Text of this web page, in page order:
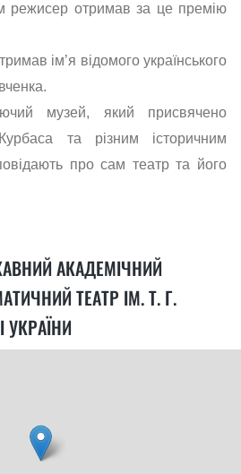
режисер отримав за це премію
ім’я відомого українського
музей, який присвячено
та різним історичним
про сам театр та його
АКАДЕМІЧНИЙ
ТЕАТР ІМ. Т. Г.
УКРАЇНИ